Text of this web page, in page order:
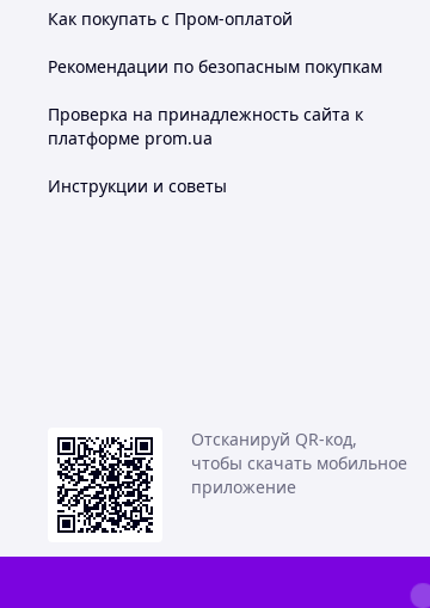
Тип
Артикул
Комплектация
*В зависимости от модификации.
💼 Почему стоит купить именно у нас
Как покупать с Пром-оплатой
Рекомендации по безопасным покупкам
Проверка на принадлежность сайта к
платформе prom.ua
Инструкции и советы
Отсканируй QR-код,
чтобы скачать мобильное
приложение